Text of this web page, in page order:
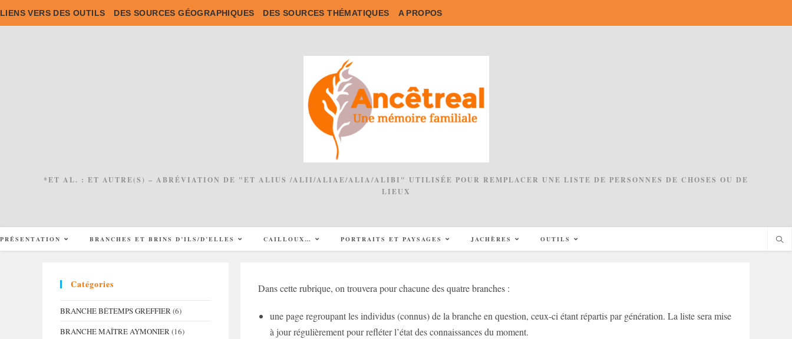
to
LIENS VERS DES OUTILS DES SOURCES GÉOGRAPHIQUES DES SOURCES THÉMATIQUES A PROPOS
*ET AL. : ET AUTRE(S) – ABRÉVIATION DE "ET ALIUS /ALII/ALIAE/ALIA/ALIBI" UTILISÉE POUR REMPLACER UNE LISTE DE PERSONNES DE CHOSES OU DE
LIEUX
PRÉSENTATION BRANCHES ET BRINS D’ILS/D’ELLES CAILLOUX… PORTRAITS ET PAYSAGES JACHÈRES OUTILS
Dans cette rubrique, on trouvera pour chacune des quatre branches :
une page regroupant les individus (connus) de la branche en question, ceux-ci étant répartis par génération. La liste sera mise
à jour régulièrement pour refléter l’état des connaissances du moment.
Catégories
BRANCHE BÉTEMPS GREFFIER(6)
BRANCHE MAÎTRE AYMONIER(16)